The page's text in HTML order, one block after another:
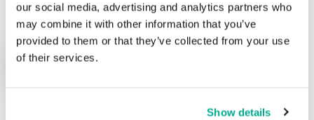
our social media, advertising and analytics partners who
may combine it with other information that you’ve
provided to them or that they’ve collected from your use
of their services.
Show details